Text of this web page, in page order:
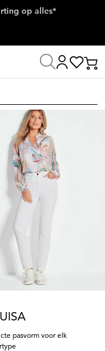
op alles*
pasvorm voor elk